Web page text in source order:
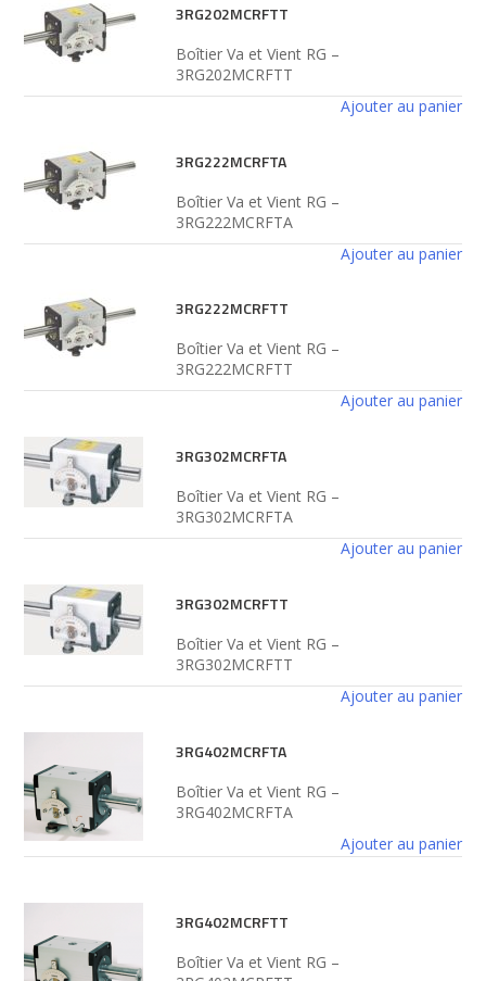
3RG202MCRFTT
Boîtier Va et Vient RG –
3RG202MCRFTT
Ajouter au panier
3RG222MCRFTA
Boîtier Va et Vient RG –
3RG222MCRFTA
Ajouter au panier
3RG222MCRFTT
Boîtier Va et Vient RG –
3RG222MCRFTT
Ajouter au panier
3RG302MCRFTA
Boîtier Va et Vient RG –
3RG302MCRFTA
Ajouter au panier
3RG302MCRFTT
Boîtier Va et Vient RG –
3RG302MCRFTT
Ajouter au panier
3RG402MCRFTA
Boîtier Va et Vient RG –
3RG402MCRFTA
Ajouter au panier
3RG402MCRFTT
Boîtier Va et Vient RG –